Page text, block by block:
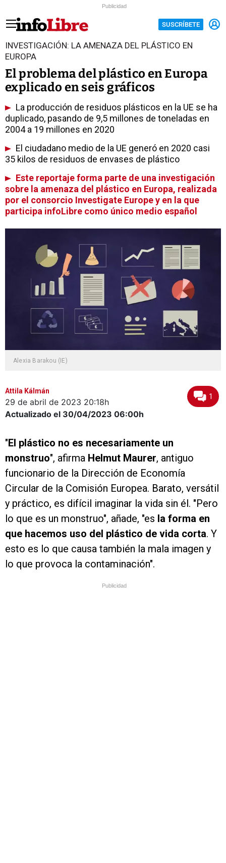
Publicidad
SUSCRÍBETE
INVESTIGACIÓN: LA AMENAZA DEL PLÁSTICO EN
EUROPA
El problema del plástico en Europa
explicado en seis gráficos
La producción de residuos plásticos en la UE se ha
duplicado, pasando de 9,5 millones de toneladas en
2004 a 19 millones en 2020
El ciudadano medio de la UE generó en 2020 casi
35 kilos de residuos de envases de plástico
Este reportaje forma parte de una investigación
sobre la amenaza del plástico en Europa, realizada
por el consorcio Investigate Europe y en la que
participa infoLibre como único medio español
Alexia Barakou (IE)
Attila Kálmán
29 de abril de 2023 20:18h
Actualizado el 30/04/2023 06:00h
1
"El plástico no es necesariamente un
monstruo", afirma Helmut Maurer, antiguo
funcionario de la Dirección de Economía
Circular de la Comisión Europea. Barato, versátil
y práctico, es difícil imaginar la vida sin él. "Pero
lo que es un monstruo", añade, "es la forma en
que hacemos uso del plástico de vida corta. Y
esto es lo que causa también la mala imagen y
lo que provoca la contaminación".
Publicidad